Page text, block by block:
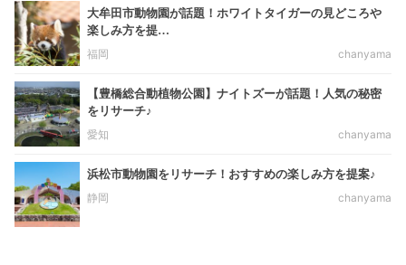
大牟田市動物園が話題！ホワイトタイガーの見どころや
楽しみ方を提…
福岡
chanyama
【豊橋総合動植物公園】ナイトズーが話題！人気の秘密
をリサーチ♪
愛知
chanyama
浜松市動物園をリサーチ！おすすめの楽しみ方を提案♪
静岡
chanyama